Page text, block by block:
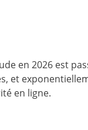
en 2026 est
et
en ligne.